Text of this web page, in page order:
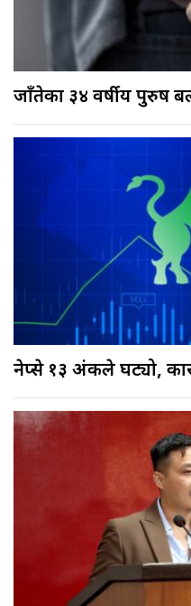
जाँतेका ३४ वर्षीय पुरुष
नेप्से १३ अंकले घट्यो,